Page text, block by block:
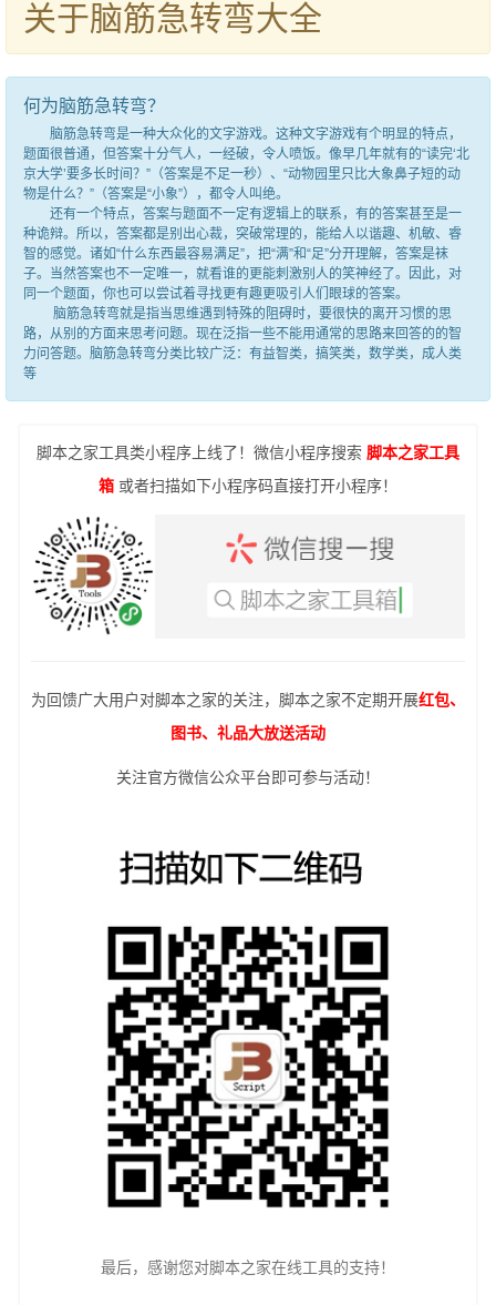
关于脑筋急转弯大全
何为脑筋急转弯？
脑筋急转弯是一种大众化的文字游戏。这种文字游戏有个明显的特点，
题面很普通，但答案十分气人，一经破，令人喷饭。像早几年就有的“读完‘北
京大学’要多长时间？”（答案是不足一秒）、“动物园里只比大象鼻子短的动
物是什么？”（答案是“小象”），都令人叫绝。
还有一个特点，答案与题面不一定有逻辑上的联系，有的答案甚至是一
种诡辩。所以，答案都是别出心裁，突破常理的，能给人以谐趣、机敏、睿
智的感觉。诸如“什么东西最容易满足”，把“满”和“足”分开理解，答案是袜
子。当然答案也不一定唯一，就看谁的更能刺激别人的笑神经了。因此，对
同一个题面，你也可以尝试着寻找更有趣更吸引人们眼球的答案。
脑筋急转弯就是指当思维遇到特殊的阻碍时，要很快的离开习惯的思
路，从别的方面来思考问题。现在泛指一些不能用通常的思路来回答的的智
力问答题。脑筋急转弯分类比较广泛：有益智类，搞笑类，数学类，成人类
等
脚本之家工具类小程序上线了！微信小程序搜索 脚本之家工具
箱 或者扫描如下小程序码直接打开小程序！
为回馈广大用户对脚本之家的关注，脚本之家不定期开展红包、
图书、礼品大放送活动
关注官方微信公众平台即可参与活动！
最后，感谢您对脚本之家在线工具的支持！